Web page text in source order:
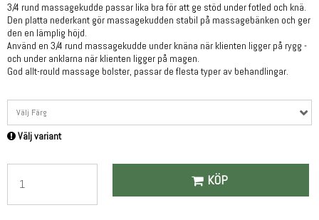
3/4 rund massagekudde passar lika bra för att ge stöd under fotled och knä.
Den platta nederkant gör massagekudden stabil på massagebänken och ger
den en lämplig höjd.
Använd en 3/4 rund massagekudde under knäna när klienten ligger på rygg -
och under anklarna när klienten ligger på magen.
God allt-rould massage bolster, passar de flesta typer av behandlingar.
Välj Färg
Välj variant
KÖP